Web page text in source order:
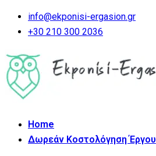
info@ekponisi-ergasion.gr
+30 210 300 2036
Home
Δωρεάν Κοστολόγηση Έργου